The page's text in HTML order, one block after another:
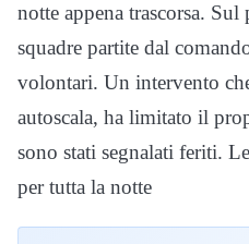
notte appena trascorsa. Sul
squadre partite dal
volontari. Un intervento
autoscala, ha limitato il
sono stati segnalati feriti.
per tutta la notte